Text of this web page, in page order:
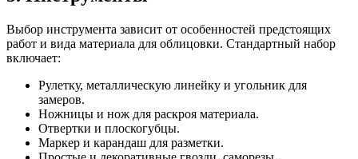
Выбор инструмента зависит от особенностей предстоящих
работ и вида материала для облицовки. Стандартный набор
включает:
Рулетку, металлическую линейку и угольник для
замеров.
Ножницы и нож для раскроя материала.
Отвертки и плоскогубцы.
Маркер и карандаш для разметки.